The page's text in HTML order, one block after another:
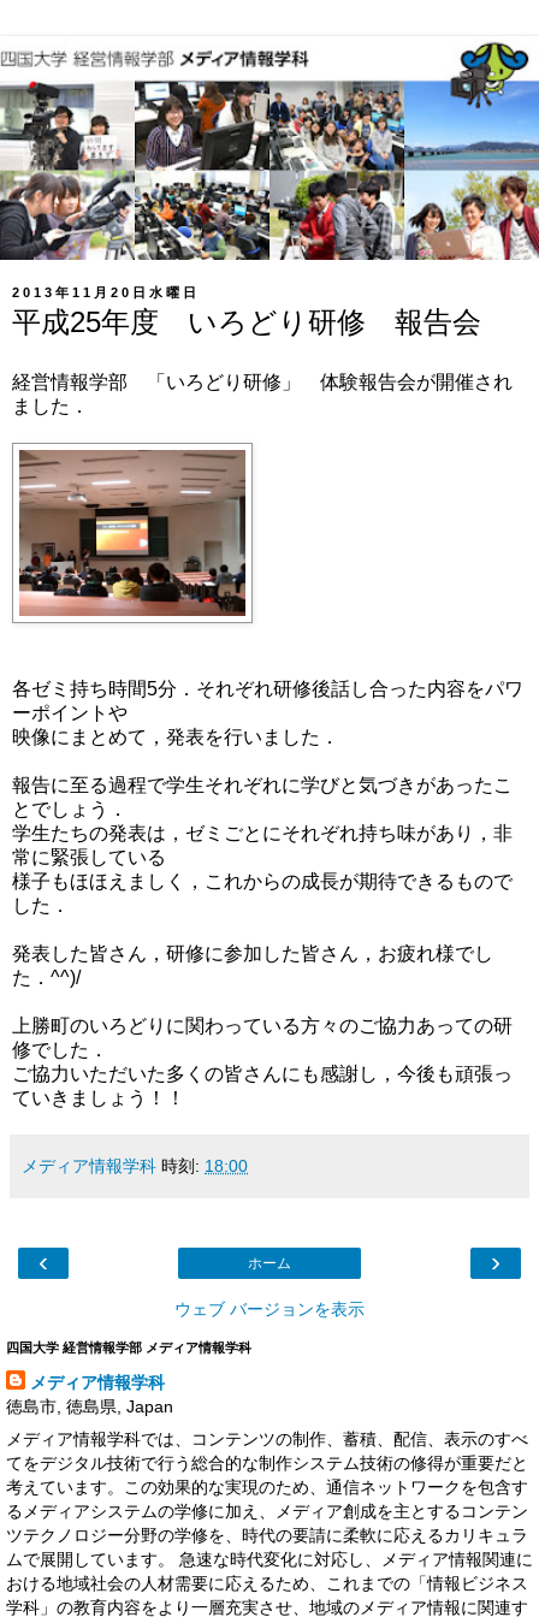
2013年11月20日水曜日
平成25年度 いろどり研修 報告会
経営情報学部 「いろどり研修」 体験報告会が開催され
ました．
各ゼミ持ち時間5分．それぞれ研修後話し合った内容をパワ
ーポイントや
映像にまとめて，発表を行いました．
報告に至る過程で学生それぞれに学びと気づきがあったこ
とでしょう．
学生たちの発表は，ゼミごとにそれぞれ持ち味があり，非
常に緊張している
様子もほほえましく，これからの成長が期待できるもので
した．
発表した皆さん，研修に参加した皆さん，お疲れ様でし
た．^^)/
上勝町のいろどりに関わっている方々のご協力あっての研
修でした．
ご協力いただいた多くの皆さんにも感謝し，今後も頑張っ
ていきましょう！！
メディア情報学科 時刻: 18:00
‹ ›
ホーム
ウェブ バージョンを表示
四国大学 経営情報学部 メディア情報学科
メディア情報学科
徳島市, 徳島県, Japan
メディア情報学科では、コンテンツの制作、蓄積、配信、表示のすべ
てをデジタル技術で行う総合的な制作システム技術の修得が重要だと
考えています。この効果的な実現のため、通信ネットワークを包含す
るメディアシステムの学修に加え、メディア創成を主とするコンテン
ツテクノロジー分野の学修を、時代の要請に柔軟に応えるカリキュラ
ムで展開しています。 急速な時代変化に対応し、メディア情報関連に
おける地域社会の人材需要に応えるため、これまでの「情報ビジネス
学科」の教育内容をより一層充実させ、地域のメディア情報に関連す